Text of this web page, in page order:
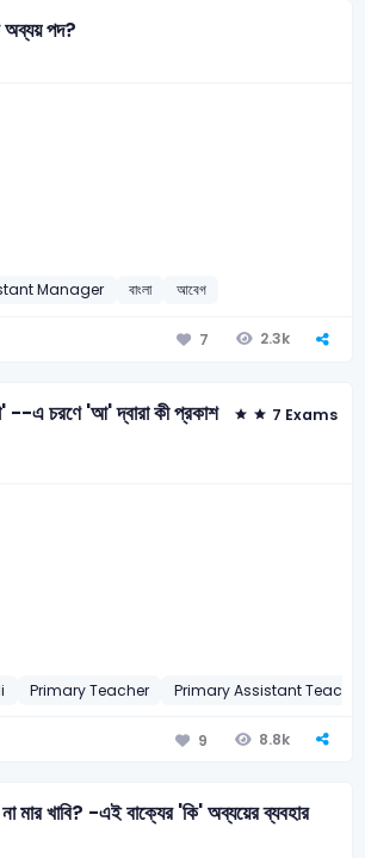
অব্যয় পদ?
Manager বাংলা আবেগ
7 2.3k
--এ চরণে 'আ' দ্বারা কী প্রকাশ
7 Exams
Primary Teacher Primary Assistant
9 8.8k
মার খাবি? -এই বাক্যের 'কি' অব্যয়ের ব্যবহার